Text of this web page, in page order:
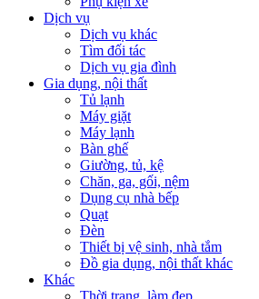
Dịch vụ
Dịch vụ khác
Tìm đối tác
Dịch vụ gia đình
Gia dụng, nội thất
Tủ lạnh
Máy giặt
Máy lạnh
Bàn ghế
Giường, tủ, kệ
Chăn, ga, gối, nệm
Dụng cụ nhà bếp
Quạt
Đèn
Thiết bị vệ sinh, nhà tắm
Đồ gia dụng, nội thất khác
Khác
Thời trang, làm đẹp